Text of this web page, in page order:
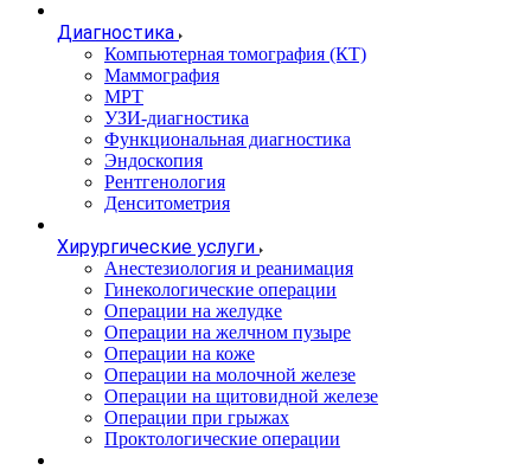
Диагностика
Компьютерная томография (КТ)
Маммография
МРТ
УЗИ-диагностика
Функциональная диагностика
Эндоскопия
Рентгенология
Денситометрия
Хирургические услуги
Анестезиология и реанимация
Гинекологические операции
Операции на желудке
Операции на желчном пузыре
Операции на коже
Операции на молочной железе
Операции на щитовидной железе
Операции при грыжах
Проктологические операции